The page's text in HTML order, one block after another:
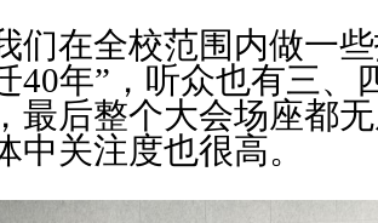
们在全校范围内做一
40年”，听众也有三、
最后整个大会场座都
中关注度也很高。